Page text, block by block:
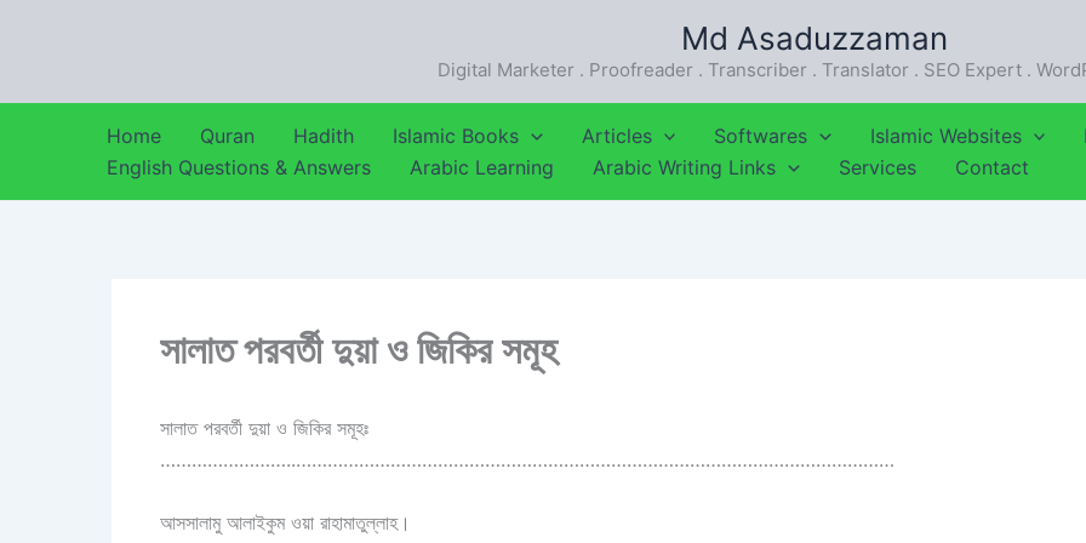
Md Asaduzzaman
Digital Marketer . Proofreader . Transcriber . Translator . SEO Expert .
Home Quran Hadith Islamic Books Articles Softwares Islamic Websites
English Questions & Answers
Arabic Learning Arabic Writing Links Services Contact
সালাত পরবর্তী দুয়া ও জিকির সমূহ
সালাত পরবর্তী দুয়া ও জিকির সমূহঃ
……………………..……………………………………………………………………………………………………
আসসালামু আলাইকুম ওয়া রাহামাতুল্লাহ।